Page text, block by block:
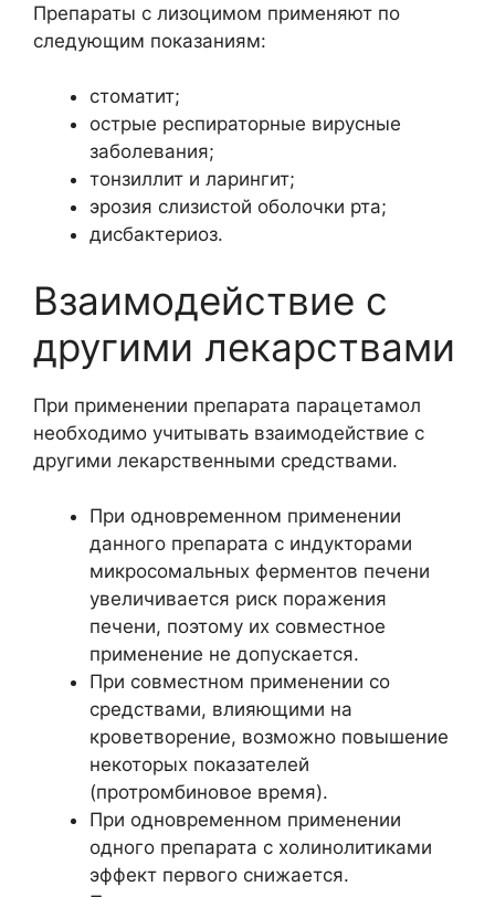
Препараты с лизоцимом применяют по
следующим показаниям:
стоматит;
острые респираторные вирусные
заболевания;
тонзиллит и ларингит;
эрозия слизистой оболочки рта;
дисбактериоз.
Взаимодействие с
другими лекарствами
При применении препарата парацетамол
необходимо учитывать взаимодействие с
другими лекарственными средствами.
При одновременном применении
данного препарата с индукторами
микросомальных ферментов печени
увеличивается риск поражения
печени, поэтому их совместное
применение не допускается.
При совместном применении со
средствами, влияющими на
кроветворение, возможно повышение
некоторых показателей
(протромбиновое время).
При одновременном применении
одного препарата с холинолитиками
эффект первого снижается.